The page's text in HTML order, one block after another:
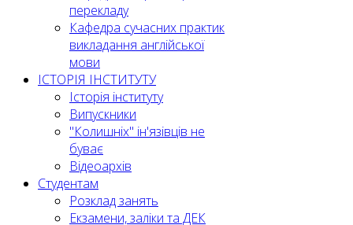
перекладу
Кафедра сучасних практик
викладання англійської
мови
ІСТОРІЯ ІНСТИТУТУ
Історія інституту
Випускники
"Колишніх" ін'язівців не
буває
Відеоархів
Студентам
Розклад занять
Екзамени, заліки та ДЕК